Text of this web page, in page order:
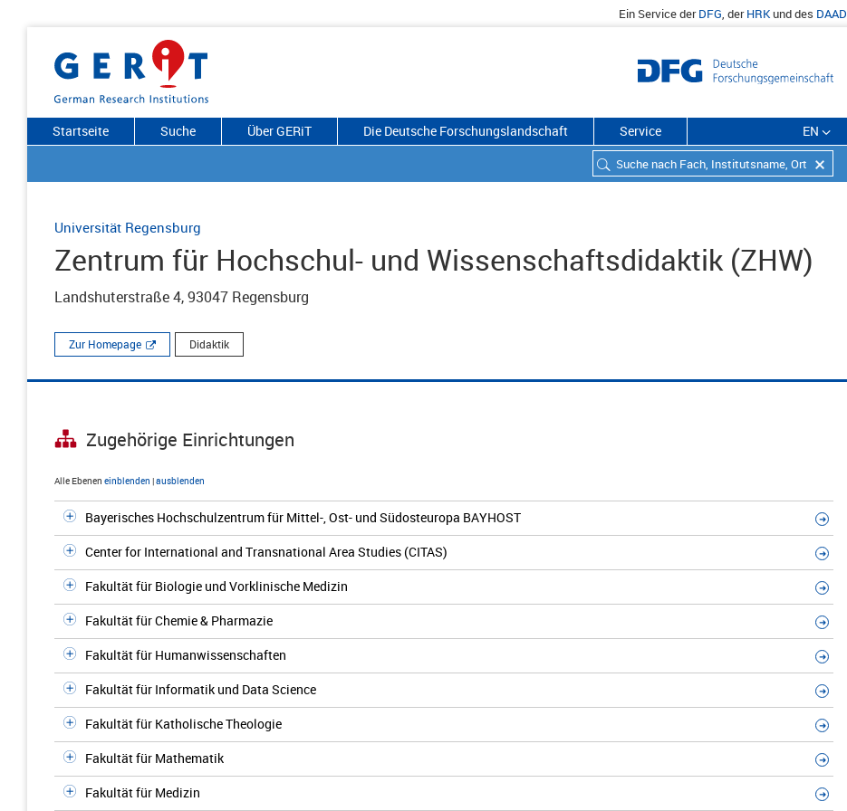
Ein Service derDFG, derHRKund des DAAD
Startseite Suche Über GERiT Die Deutsche Forschungslandschaft Service EN
Universität Regensburg
Zentrum für Hochschul- und Wissenschaftsdidaktik (ZHW)
Landshuterstraße 4, 93047 Regensburg
Zur Homepage Didaktik
Zugehörige Einrichtungen
Alle Ebenen einblenden |ausblenden
Bayerisches Hochschulzentrum für Mittel-, Ost- und Südosteuropa BAYHOST
Center for International and Transnational Area Studies (CITAS)
Fakultät für Biologie und Vorklinische Medizin
Fakultät für Chemie & Pharmazie
Fakultät für Humanwissenschaften
Fakultät für Informatik und Data Science
Fakultät für Katholische Theologie
Fakultät für Mathematik
Fakultät für Medizin